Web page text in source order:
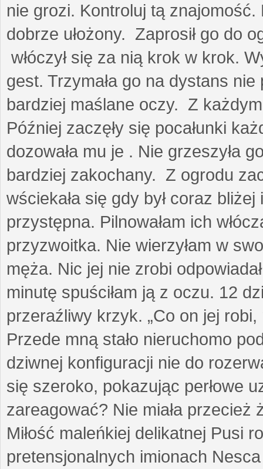
nie grozi. Kontroluj tą
dobrze ułożony. Zaprosił go do
włóczył się za nią krok w krok.
gest. Trzymała go na dystans
bardziej maślane oczy. Z
Później zaczęły się pocałunki
dozowała mu je . Nie grzeszyła
bardziej zakochany. Z ogrodu
wściekała się gdy był coraz
przystępna. Pilnowałam ich
przyzwoitka. Nie wierzyłam w
męża. Nic jej nie zrobi
minutę spuściłam ją z oczu. 12
przeraźliwy krzyk. „Co on jej
Przede mną stało nieruchomo
dziwnej konfiguracji nie do
się szeroko, pokazując perłowe
zareagować? Nie miała przecież
Miłość maleńkiej delikatnej Pusi
pretensjonalnych imionach